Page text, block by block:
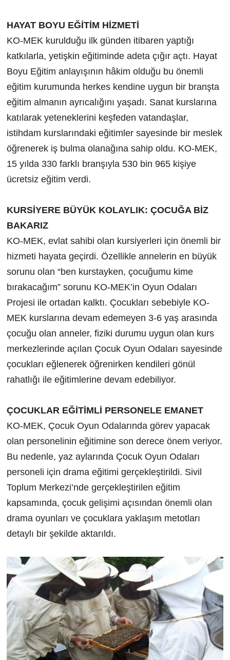
HAYAT BOYU EĞİTİM HİZMETİ
KO-MEK kurulduğu ilk günden itibaren yaptığı
katkılarla, yetişkin eğitiminde adeta çığır açtı. Hayat
Boyu Eğitim anlayışının hâkim olduğu bu önemli
eğitim kurumunda herkes kendine uygun bir branşta
eğitim almanın ayrıcalığını yaşadı. Sanat kurslarına
katılarak yeteneklerini keşfeden vatandaşlar,
istihdam kurslarındaki eğitimler sayesinde bir meslek
öğrenerek iş bulma olanağına sahip oldu. KO-MEK,
15 yılda 330 farklı branşıyla 530 bin 965 kişiye
ücretsiz eğitim verdi.
KURSİYERE BÜYÜK KOLAYLIK: ÇOCUĞA BİZ
BAKARIZ
KO-MEK, evlat sahibi olan kursiyerleri için önemli bir
hizmeti hayata geçirdi. Özellikle annelerin en büyük
sorunu olan “ben kurstayken, çocuğumu kime
bırakacağım” sorunu KO-MEK’in Oyun Odaları
Projesi ile ortadan kalktı. Çocukları sebebiyle KO-
MEK kurslarına devam edemeyen 3-6 yaş arasında
çocuğu olan anneler, fiziki durumu uygun olan kurs
merkezlerinde açılan Çocuk Oyun Odaları sayesinde
çocukları eğlenerek öğrenirken kendileri gönül
rahatlığı ile eğitimlerine devam edebiliyor.
ÇOCUKLAR EĞİTİMLİ PERSONELE EMANET
KO-MEK, Çocuk Oyun Odalarında görev yapacak
olan personelinin eğitimine son derece önem veriyor.
Bu nedenle, yaz aylarında Çocuk Oyun Odaları
personeli için drama eğitimi gerçekleştirildi. Sivil
Toplum Merkezi’nde gerçekleştirilen eğitim
kapsamında, çocuk gelişimi açısından önemli olan
drama oyunları ve çocuklara yaklaşım metotları
detaylı bir şekilde aktarıldı.